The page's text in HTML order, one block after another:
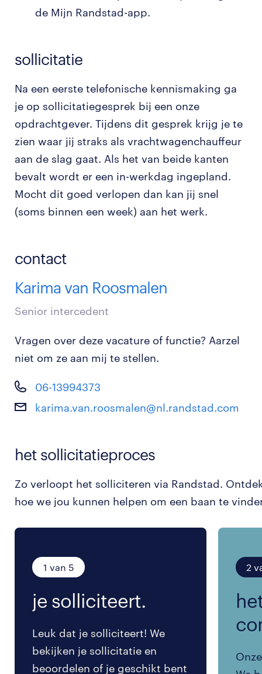
de Mijn Randstad-app.
sollicitatie
Na een eerste telefonische kennismaking ga
je op sollicitatiegesprek bij een onze
opdrachtgever. Tijdens dit gesprek krijg je te
zien waar jij straks als vrachtwagenchauffeur
aan de slag gaat. Als het van beide kanten
bevalt wordt er een in-werkdag ingepland.
Mocht dit goed verlopen dan kan jij snel
(soms binnen een week) aan het werk.
contact
Karima van Roosmalen
Senior intercedent
Vragen over deze vacature of functie? Aarzel
niet om ze aan mij te stellen.
06-13994373
karima.van.roosmalen@nl.randstad.com
het sollicitatieproces
Zo verloopt het solliciteren via Randstad.
hoe we jou kunnen helpen om een baan te
1 van 5
je solliciteert.
Leuk dat je solliciteert! We
bekijken je sollicitatie en
beoordelen of je geschikt bent
2